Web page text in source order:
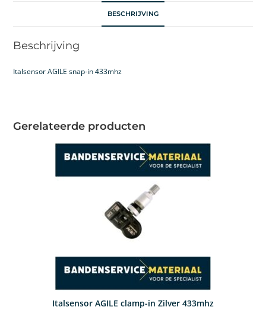
BESCHRIJVING
Beschrijving
Italsensor AGILE snap-in 433mhz
Gerelateerde producten
Italsensor AGILE clamp-in Zilver 433mhz